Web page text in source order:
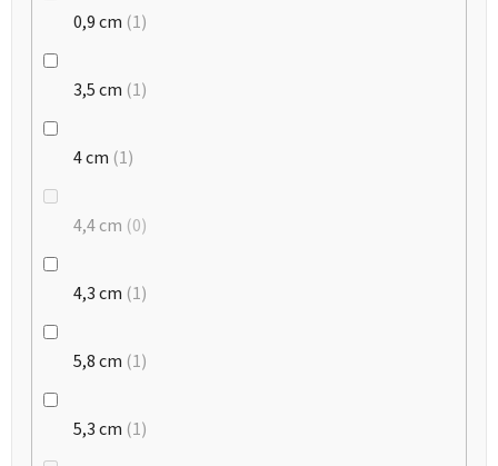
0,9 cm 1
3,5 cm 1
4 cm 1
4,4 cm 0
4,3 cm 1
5,8 cm 1
5,3 cm 1